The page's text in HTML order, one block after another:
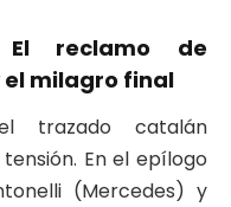
El reclamo de
milagro final
trazado catalán
En el epílogo
(Mercedes) y